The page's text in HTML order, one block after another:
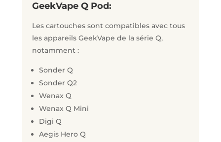
GeekVape Q Pod:
Les cartouches sont compatibles avec tous
les appareils GeekVape de la série Q,
notamment :
Sonder Q
Sonder Q2
Wenax Q
Wenax Q Mini
Digi Q
Aegis Hero Q